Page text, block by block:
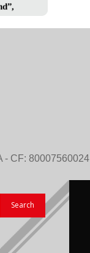
- CF: 80007560024